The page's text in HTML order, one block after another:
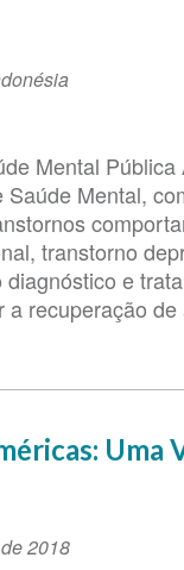
Mental
Mental,
transtorno
e
recuperação
Uma
2018